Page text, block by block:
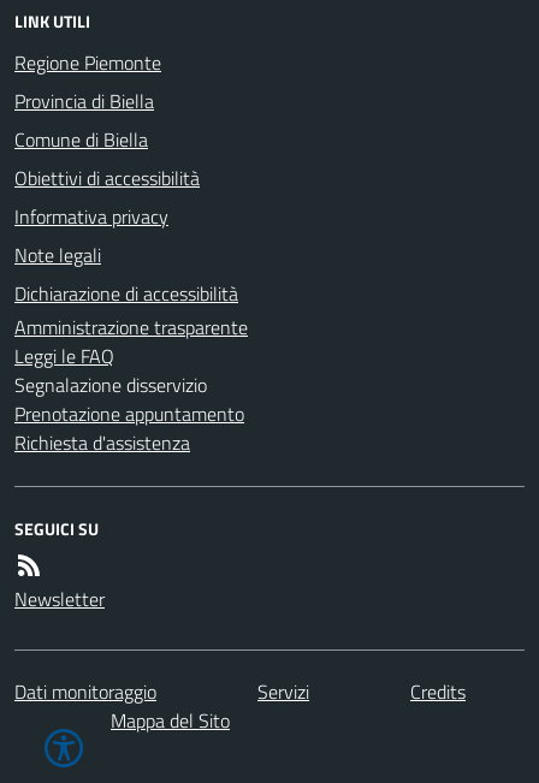
LINK UTILI
Regione Piemonte
Provincia di Biella
Comune di Biella
Obiettivi di accessibilità
Informativa privacy
Note legali
Dichiarazione di accessibilità
Amministrazione trasparente
Leggi le FAQ
Segnalazione disservizio
Prenotazione appuntamento
Richiesta d'assistenza
SEGUICI SU
Newsletter
Dati monitoraggio Servizi
Credits
Mappa del Sito